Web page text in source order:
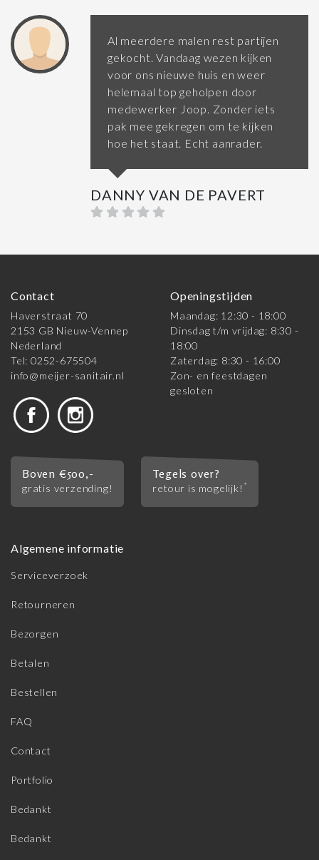
Al meerdere malen rest partijen
gekocht. Vandaag wezen kijken
voor ons nieuwe huis en weer
helemaal top geholpen door
medewerker Joop. Zonder iets
pak mee gekregen om te kijken
hoe het staat. Echt aanrader.
DANNY VAN DE PAVERT
Contact
Haverstraat 70
2153 GB Nieuw-Vennep
Nederland
Tel: 0252-675504
info@meijer-sanitair.nl
Openingstijden
Maandag: 12:30 - 18:00
Dinsdag t/m vrijdag: 8:30 -
18:00
Zaterdag: 8:30 - 16:00
Zon- en feestdagen
gesloten
Boven €500,-
gratis verzending!
Tegels over?
retour is mogelijk! *
Algemene informatie
Serviceverzoek
Retourneren
Bezorgen
Betalen
Bestellen
FAQ
Contact
Portfolio
Bedankt
Bedankt